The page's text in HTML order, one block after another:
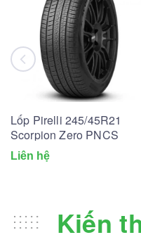
Lốp Pirelli 245/45R21
Scorpion Zero PNCS
Liên hệ
Kiến